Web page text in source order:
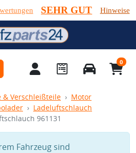
SEHR GUT Hinweise
0
& Verschleißteile
Motor
Ladeluftschlauch
961131
Fahrzeug sind